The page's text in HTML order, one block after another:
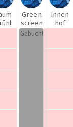
)
Green
screen
-
Innen
hof
ch)
Gebucht